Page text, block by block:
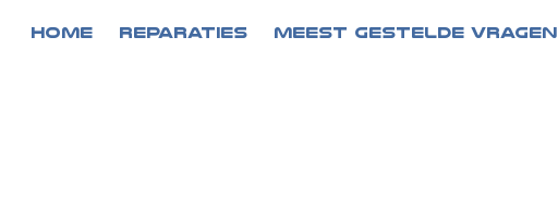
HOME REPARATIES MEEST GESTELDE VRAGEN